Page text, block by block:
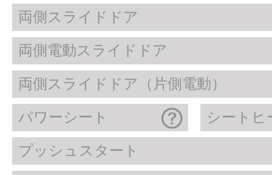
両側スライドドア
両側電動スライドドア
両側スライドドア（片側電動）
パワーシート シートヒ
プッシュスタート